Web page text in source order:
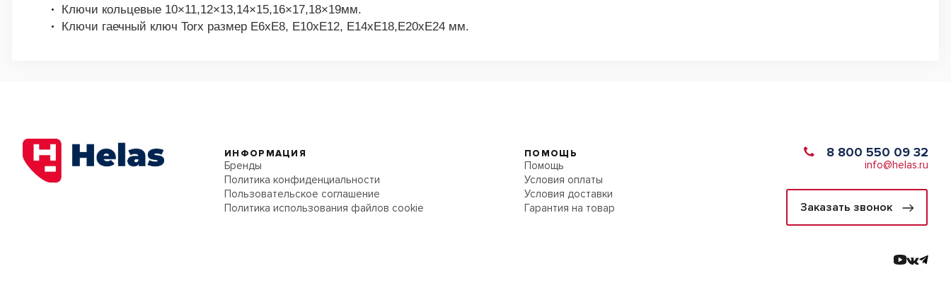
Ключи кольцевые 10×11,12×13,14×15,16×17,18×19мм.
Ключи гаечный ключ Torx размер E6xE8, E10xE12, E14xE18,E20xE24 мм.
ИНФОРМАЦИЯ
Бренды
Политика конфиденциальности
Пользовательское соглашение
Политика использования файлов cookie
ПОМОЩЬ
Помощь
Условия оплаты
Условия доставки
Гарантия на товар
8 800 550 09 32
info@helas.ru
Заказать звонок